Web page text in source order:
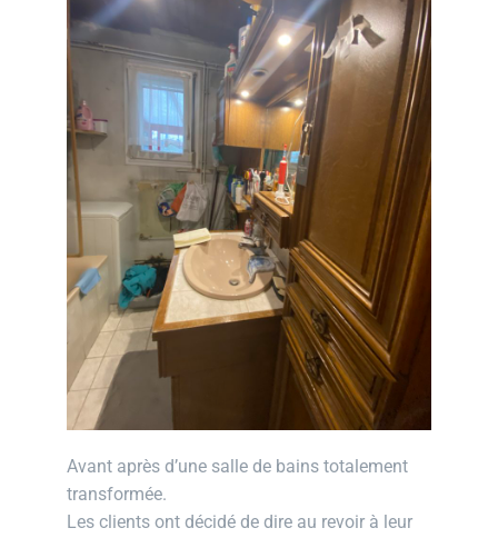
Avant après d’une salle de bains totalement
transformée.
Les clients ont décidé de dire au revoir à leur